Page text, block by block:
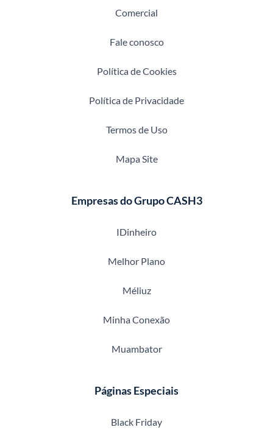
Comercial
Fale conosco
Política de Cookies
Política de Privacidade
Termos de Uso
Mapa Site
Empresas do Grupo CASH3
IDinheiro
Melhor Plano
Méliuz
Minha Conexão
Muambator
Páginas Especiais
Black Friday